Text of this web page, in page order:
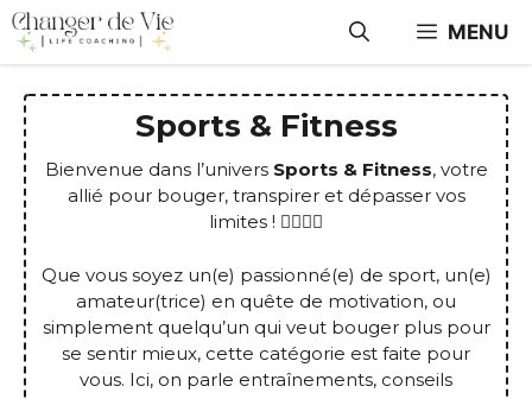
Aller
au
contenu
MENU
Sports & Fitness
Bienvenue dans l’univers Sports & Fitness, votre
allié pour bouger, transpirer et dépasser vos
limites ! 🏋️‍♀️🤸‍♂️
Que vous soyez un(e) passionné(e) de sport, un(e)
amateur(trice) en quête de motivation, ou
simplement quelqu’un qui veut bouger plus pour
se sentir mieux, cette catégorie est faite pour
vous. Ici, on parle entraînements, conseils